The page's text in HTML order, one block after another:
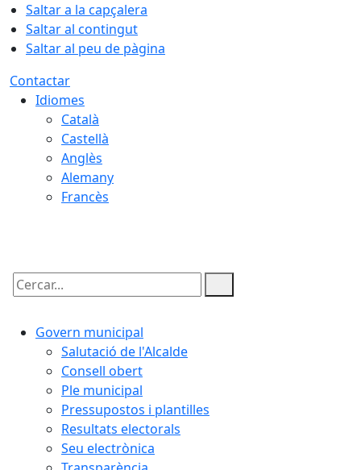
Saltar a la capçalera
Saltar al contingut
Saltar al peu de pàgina
Contactar
Idiomes
Català
Castellà
Anglès
Alemany
Francès
Cercar:
Govern municipal
Salutació de l'Alcalde
Consell obert
Ple municipal
Pressupostos i plantilles
Resultats electorals
Seu electrònica